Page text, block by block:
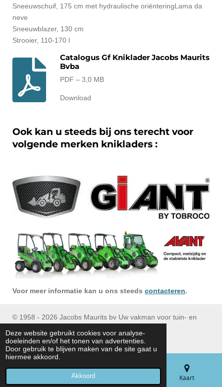
Deze website gebruikt cookies voor analyse-
doeleinden en/of het tonen van advertenties.
Door gebruik te blijven maken van de site gaat u
hiermee akkoord.
Akkoord
Sneeuwschuif, 175 cm met hydraulische oriënteringLama da
neve
Sneeuwblazer, 130 cm
Strooier, 110-170 l
Catalogus Gf Kniklader Jacobs Maurits
Bvba
PDF – 3,0 MB
Download
Ook kan u steeds bij ons terecht voor
volgende merken knikladers :
Voor meer informatie kan u ons steeds contacteren.
© 1958 - 2026 Jacobs Maurits bv Uw vakman voor tuin- en
Tel : (+32) 053/ 77 90 06
Telefoonnummer Kaart